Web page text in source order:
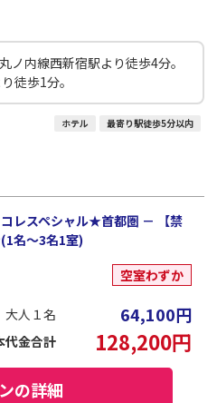
ノ内線西新宿駅より徒歩4分。
徒歩1分｡
ホテル 最寄り駅徒歩5分以内
レスペシャル★首都圏 － 【禁
名～3名1室)
空室わずか
大人１名 64,100円
代金合計 128,200円
の詳細